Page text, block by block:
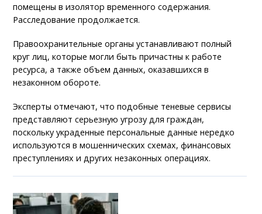
помещены в изолятор временного содержания.
Расследование продолжается.
Правоохранительные органы устанавливают полный
круг лиц, которые могли быть причастны к работе
ресурса, а также объем данных, оказавшихся в
незаконном обороте.
Эксперты отмечают, что подобные теневые сервисы
представляют серьезную угрозу для граждан,
поскольку украденные персональные данные нередко
используются в мошеннических схемах, финансовых
преступлениях и других незаконных операциях.